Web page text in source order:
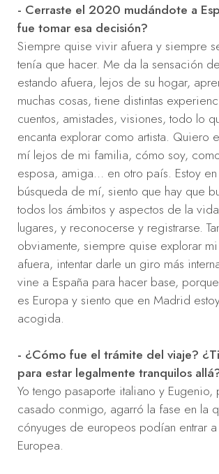
- Cerraste el 2020 mudándote a
fue tomar esa decisión?
Siempre quise vivir afuera y siempre
tenía que hacer. Me da la sensación
estando afuera, lejos de su hogar,
muchas cosas, tiene distintas
cuentos, amistades, visiones, todo lo
encanta explorar como artista. Quiero
mí lejos de mi familia, cómo soy,
esposa, amiga… en otro país. Estoy en
búsqueda de mí, siento que hay que
todos los ámbitos y aspectos de la
lugares, y reconocerse y registrarse.
obviamente, siempre quise explorar
afuera, intentar darle un giro más
vine a España para hacer base,
es Europa y siento que en Madrid
acogida.
- ¿Cómo fue el trámite del viaje?
para estar legalmente tranquilos
Yo tengo pasaporte italiano y Eugenio,
casado conmigo, agarró la fase en la
cónyuges de europeos podían entrar a
Europea.